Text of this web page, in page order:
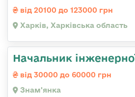
від 20100 до 123000 грн
Харків, Харківська область
Начальник
від 30000 до 60000 грн
Знам'янка